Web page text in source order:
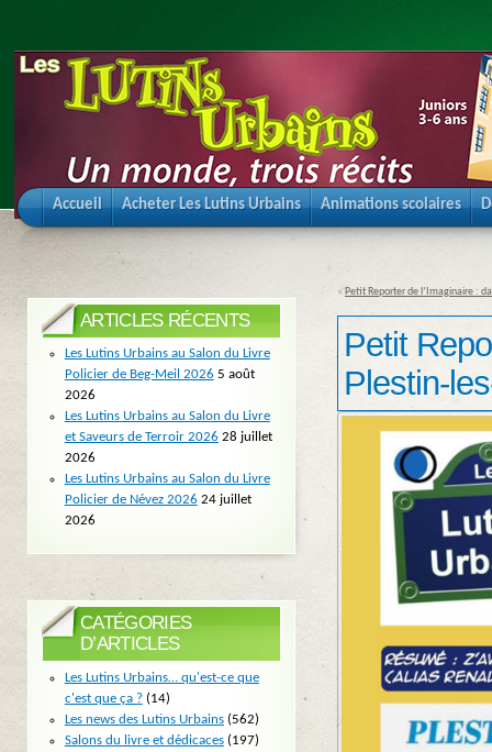
Accueil Acheter Les Lutins Urbains Animations scolaires
« Petit Reporter de l’Imaginaire :
Petit
Plestin-
ARTICLES RÉCENTS
Les Lutins Urbains au Salon du Livre
Policier de Beg-Meil 2026 5 août
2026
Les Lutins Urbains au Salon du Livre
et Saveurs de Terroir 2026 28 juillet
2026
Les Lutins Urbains au Salon du Livre
Policier de Névez 2026 24 juillet
2026
CATÉGORIES
D’ARTICLES
Les Lutins Urbains… qu'est-ce que
c'est que ça ?(14)
Les news des Lutins Urbains(562)
Salons du livre et dédicaces(197)